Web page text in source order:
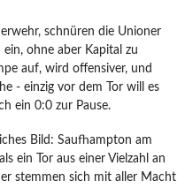
schnüren die Unioner
ohne aber Kapital zu
auf, wird offensiver, und
- einzig vor dem Tor will es
ein 0:0 zur Pause.
Bild: Saufhampton am
ein Tor aus einer Vielzahl an
stemmen sich mit aller Macht